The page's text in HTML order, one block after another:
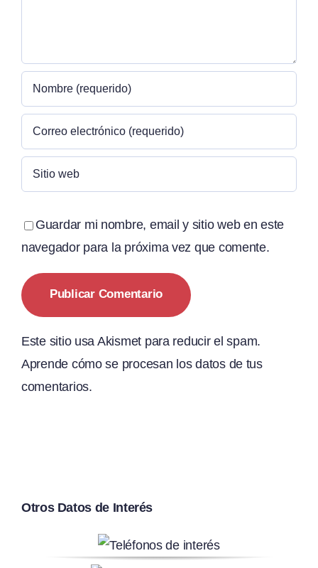
Guardar mi nombre, email y sitio web en este
navegador para la próxima vez que comente.
Este sitio usa Akismet para reducir el spam.
Aprende cómo se procesan los datos de tus
comentarios.
Otros Datos de Interés